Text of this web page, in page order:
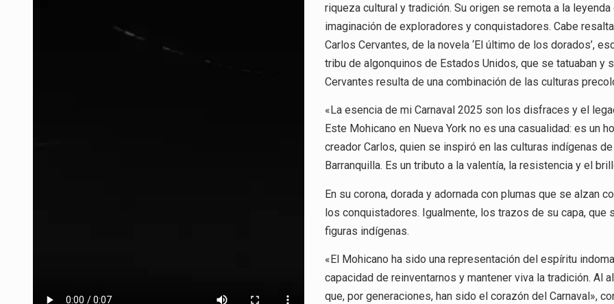
riqueza cultural y tradición. Su origen se remota a la
imaginación de exploradores y conquistadores. Cabe
Carlos Cervantes, de la novela ‘El último de los dorados’,
tribu de algonquinos de Estados Unidos, que se tatuaban
Cervantes resulta de una combinación de las culturas
«La esencia de mi Carnaval 2025 son los disfraces y el
Este Mohicano en Nueva York no es una casualidad: es un
creador Carlos, quien se inspiró en las culturas indígenas
Barranquilla. Es un tributo a la valentía, la resistencia y el
En su corona, dorada y adornada con plumas que se alzan
los conquistadores. Igualmente, los trazos de su capa,
figuras indígenas.
«El Mohicano ha sido una representación del espíritu
capacidad de reinventarnos y mantener viva la tradición.
que, por generaciones, han sido el corazón del Carnaval»,